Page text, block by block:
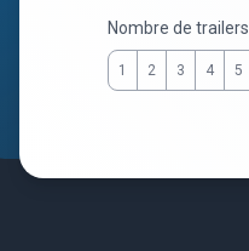
Nombre de trailers
1 2 3 4 5